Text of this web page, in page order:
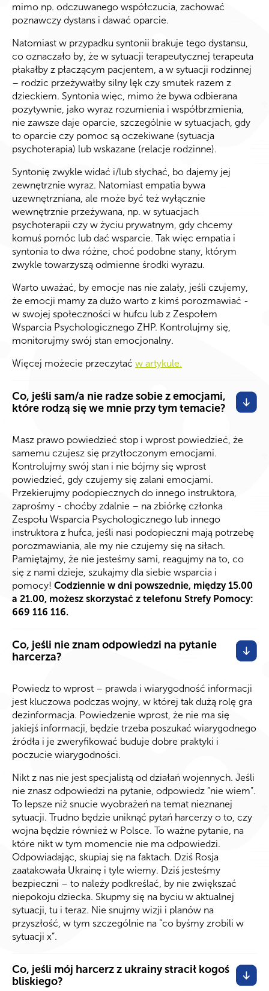
mimo np. odczuwanego współczucia, zachować
poznawczy dystans i dawać oparcie.
Natomiast w przypadku syntonii brakuje tego dystansu,
co oznaczało by, że w sytuacji terapeutycznej terapeuta
płakałby z płaczącym pacjentem, a w sytuacji rodzinnej
– rodzic przeżywałby silny lęk czy smutek razem z
dzieckiem. Syntonia więc, mimo że bywa odbierana
pozytywnie, jako wyraz rozumienia i współbrzmienia,
nie zawsze daje oparcie, szczególnie w sytuacjach, gdy
to oparcie czy pomoc są oczekiwane (sytuacja
psychoterapia) lub wskazane (relacje rodzinne).
Syntonię zwykle widać i/lub słychać, bo dajemy jej
zewnętrznie wyraz. Natomiast empatia bywa
uzewnętrzniana, ale może być też wyłącznie
wewnętrznie przeżywana, np. w sytuacjach
psychoterapii czy w życiu prywatnym, gdy chcemy
komuś pomóc lub dać wsparcie. Tak więc empatia i
syntonia to dwa różne, choć podobne stany, którym
zwykle towarzyszą odmienne środki wyrazu.
Warto uważać, by emocje nas nie zalały, jeśli czujemy,
że emocji mamy za dużo warto z kimś porozmawiać -
w swojej społeczności w hufcu lub z Zespołem
Wsparcia Psychologicznego ZHP. Kontrolujmy się,
monitorujmy swój stan emocjonalny.
Więcej możecie przeczytać w artykule.
Co, jeśli sam/a nie radze sobie z emocjami,
które rodzą się we mnie przy tym temacie?
Masz prawo powiedzieć stop i wprost powiedzieć, że
samemu czujesz się przytłoczonym emocjami.
Kontrolujmy swój stan i nie bójmy się wprost
powiedzieć, gdy czujemy się zalani emocjami.
Przekierujmy podopiecznych do innego instruktora,
zaprośmy - choćby zdalnie – na zbiórkę członka
Zespołu Wsparcia Psychologicznego lub innego
instruktora z hufca, jeśli nasi podopieczni mają potrzebę
porozmawiania, ale my nie czujemy się na siłach.
Pamiętajmy, że nie jesteśmy sami, reagujmy na to, co
się z nami dzieje, szukajmy dla siebie wsparcia i
pomocy! Codziennie w dni powszednie, między 15.00
a 21.00, możesz skorzystać z telefonu Strefy Pomocy:
669 116 116.
Co, jeśli nie znam odpowiedzi na pytanie
harcerza?
Powiedz to wprost – prawda i wiarygodność informacji
jest kluczowa podczas wojny, w której tak dużą rolę gra
dezinformacja. Powiedzenie wprost, że nie ma się
jakiejś informacji, będzie trzeba poszukać wiarygodnego
źródła i je zweryfikować buduje dobre praktyki i
poczucie wiarygodności.
Nikt z nas nie jest specjalistą od działań wojennych. Jeśli
nie znasz odpowiedzi na pytanie, odpowiedz “nie wiem”.
To lepsze niż snucie wyobrażeń na temat nieznanej
sytuacji. Trudno będzie uniknąć pytań harcerzy o to, czy
wojna będzie również w Polsce. To ważne pytanie, na
które nikt w tym momencie nie ma odpowiedzi.
Odpowiadając, skupiaj się na faktach. Dziś Rosja
zaatakowała Ukrainę i tyle wiemy. Dziś jesteśmy
bezpieczni – to należy podkreślać, by nie zwiększać
niepokoju dziecka. Skupmy się na byciu w aktualnej
sytuacji, tu i teraz. Nie snujmy wizji i planów na
przyszłość, w tym szczególnie na “co byśmy zrobili w
sytuacji x”.
Co, jeśli mój harcerz z ukrainy stracił kogoś
bliskiego?